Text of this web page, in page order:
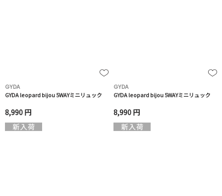
GYDA
GYDA leopard bijou 5WAYミニリュック
8,990 円
GYDA
GYDA leopard bijou 5WAYミニリュック
8,990 円